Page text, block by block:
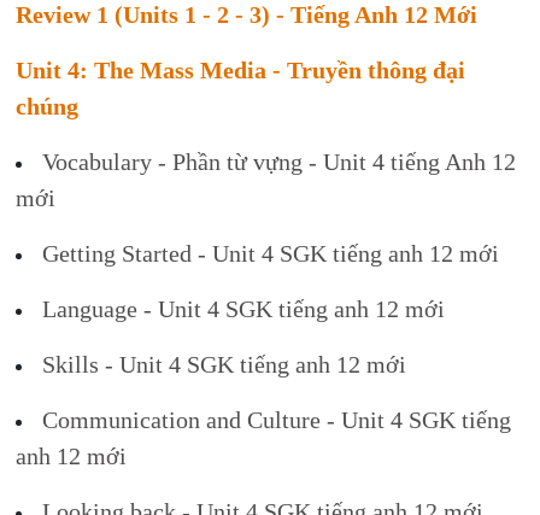
Review 1 (Units 1 - 2 - 3) - Tiếng Anh 12 Mới
Unit 4: The Mass Media - Truyền thông đại
chúng
Vocabulary - Phần từ vựng - Unit 4 tiếng Anh 12
mới
Getting Started - Unit 4 SGK tiếng anh 12 mới
Language - Unit 4 SGK tiếng anh 12 mới
Skills - Unit 4 SGK tiếng anh 12 mới
Communication and Culture - Unit 4 SGK tiếng
anh 12 mới